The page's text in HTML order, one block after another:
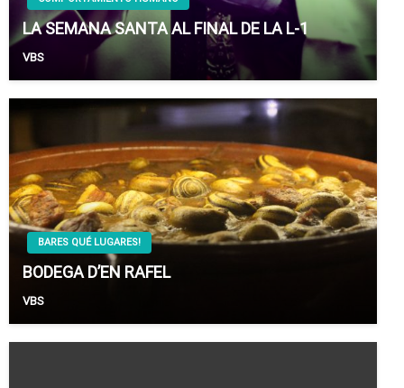
LA SEMANA SANTA AL FINAL DE LA L-1
VBS
BARES QUÉ LUGARES!
BODEGA D’EN RAFEL
VBS